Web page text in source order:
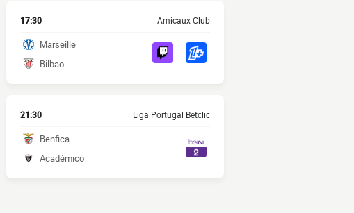
17:30 Amicaux Club
Marseille
Bilbao
21:30 Liga Portugal Betclic
Benfica
Académico